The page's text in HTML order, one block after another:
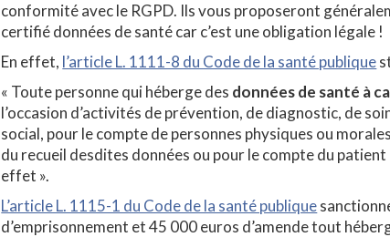
conformité avec le RGPD. Ils vous proposeront
certifié données de santé car c’est une obligation légale !
En effet, l’article L. 1111-8 du Code de la santé publique
« Toute personne qui héberge des données de santé à
l’occasion d’activités de prévention, de diagnostic, de
social, pour le compte de personnes physiques ou
du recueil desdites données ou pour le compte du
effet ».
L’article L. 1115-1 du Code de la santé publique
d’emprisonnement et 45 000 euros d’amende tout